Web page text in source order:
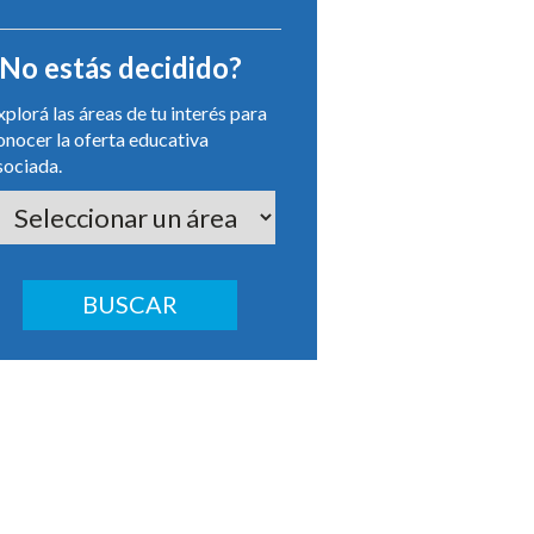
estás decidido?
las áreas de tu interés para
la oferta educativa